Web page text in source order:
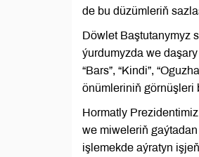
de bu düzümleriň
Döwlet Baştutanymyz
ýurdumyzda we daşary
“Bars”, “Kindi”,
önümleriniň görnüşleri
Hormatly
we miweleriň
işlemekde aýratyn